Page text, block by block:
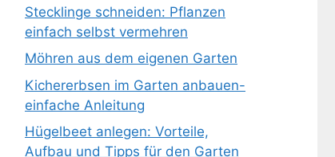
Stecklinge schneiden: Pflanzen
einfach selbst vermehren
Möhren aus dem eigenen Garten
Kichererbsen im Garten anbauen-
einfache Anleitung
Hügelbeet anlegen: Vorteile,
Aufbau und Tipps für den Garten